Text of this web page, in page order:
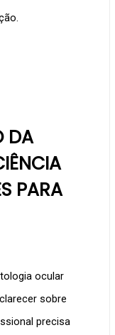
DA
PARA
ocular
sobre
precisa